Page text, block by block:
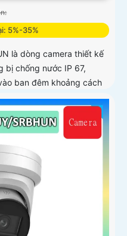
5%-35%
là dòng camera thiết kế
bị chống nước IP 67,
ban đêm khoảng cách
và phân biệt được